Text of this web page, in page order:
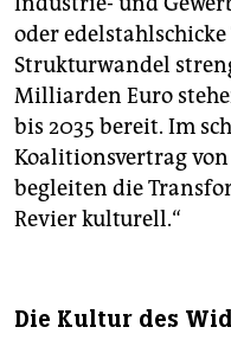
oder
Strukturwandel
Milliarden Euro
bis 2035 bereit. Im
Koalitionsvertrag von
begleiten die
Revier kulturell.“
Die Kultur des